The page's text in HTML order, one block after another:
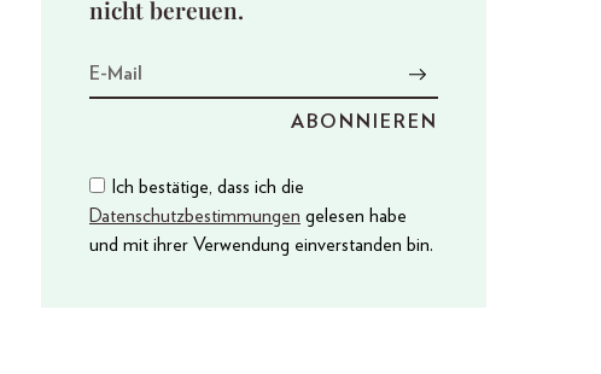
nicht bereuen.
Ich bestätige, dass ich die
Datenschutzbestimmungen gelesen habe
und mit ihrer Verwendung einverstanden bin.